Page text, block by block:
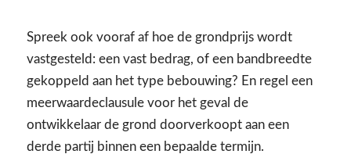
Spreek ook vooraf af hoe de grondprijs wordt
vastgesteld: een vast bedrag, of een bandbreedte
gekoppeld aan het type bebouwing? En regel een
meerwaardeclausule voor het geval de
ontwikkelaar de grond doorverkoopt aan een
derde partij binnen een bepaalde termijn.